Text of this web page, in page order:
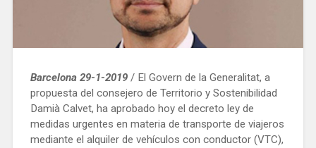
Barcelona 29-1-2019/ El Govern de la Generalitat, a
propuesta del consejero de Territorio y Sostenibilidad
Damià Calvet, ha aprobado hoy el decreto ley de
medidas urgentes en materia de transporte de viajeros
mediante el alquiler de vehículos con conductor (VTC),